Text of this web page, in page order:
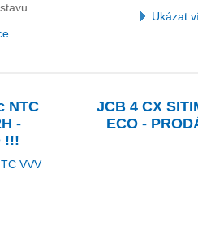
Ukázat
NTC
-
!!!
JCB 4 CX
ECO -